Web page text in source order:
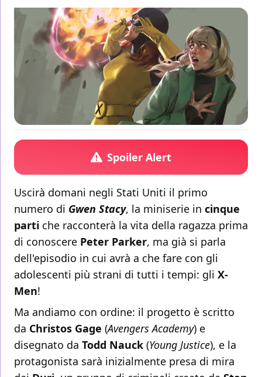
Spoiler Alert
Uscirà domani negli Stati Uniti il primo
numero di Gwen Stacy, la miniserie in cinque
parti che racconterà la vita della ragazza prima
di conoscere Peter Parker, ma già si parla
dell'episodio in cui avrà a che fare con gli
adolescenti più strani di tutti i tempi: gli X-
Men!
Ma andiamo con ordine: il progetto è scritto
da Christos Gage (Avengers Academy) e
disegnato da Todd Nauck (Young Justice), e la
protagonista sarà inizialmente presa di mira